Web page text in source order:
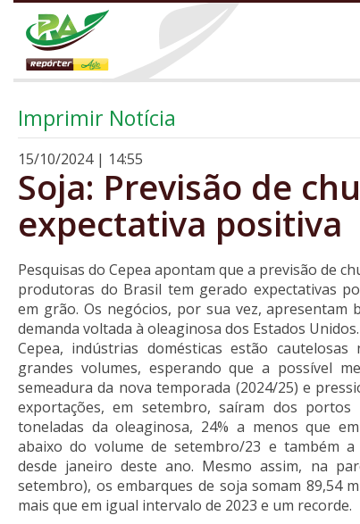
Imprimir Notícia
15/10/2024 | 14:55
Soja: Previsão de
expectativa positiva
Pesquisas do Cepea apontam que a previsão de
produtoras do Brasil tem gerado expectativas
em grão. Os negócios, por sua vez, apresentam
demanda voltada à oleaginosa dos Estados
Cepea, indústrias domésticas estão cautelosas
grandes volumes, esperando que a possível
semeadura da nova temporada (2024/25) e
exportações, em setembro, saíram dos
toneladas da oleaginosa, 24% a menos que
abaixo do volume de setembro/23 e também a
desde janeiro deste ano. Mesmo assim, na
setembro), os embarques de soja somam 89,54
mais que em igual intervalo de 2023 e um recorde.